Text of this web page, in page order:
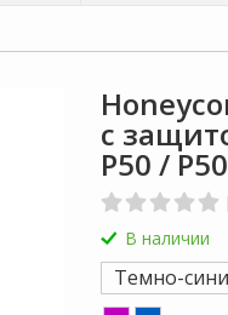
с
P50 /
В наличии
Темно-